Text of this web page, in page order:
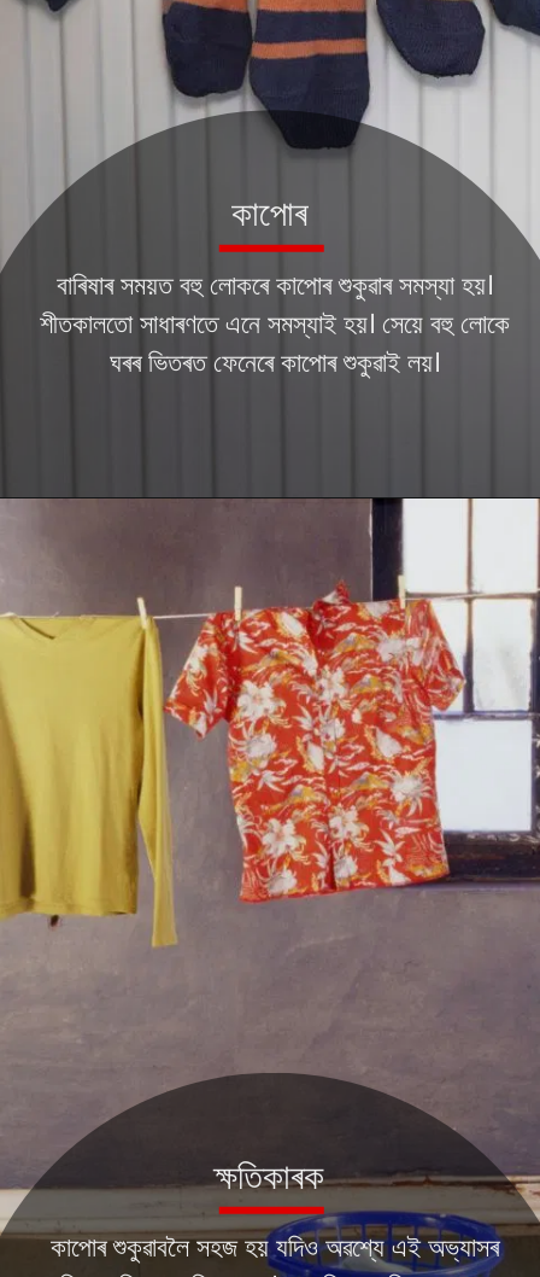
বাৰিষাৰ সময়ত বহু লোকৰে কাপোৰ শুকুৱাৰ সমস্যা হয়।
শীতকালতো সাধাৰণতে এনে সমস্যাই হয়। সেয়ে বহু লোকে
ঘৰৰ ভিতৰত ফেনেৰে কাপোৰ শুকুৱাই লয়।
কাপোৰ
কাপোৰ শুকুৱাবলৈ সহজ হয় যদিও অৱশ্যে এই অভ্যাসৰ
ক্ষতিকাৰক